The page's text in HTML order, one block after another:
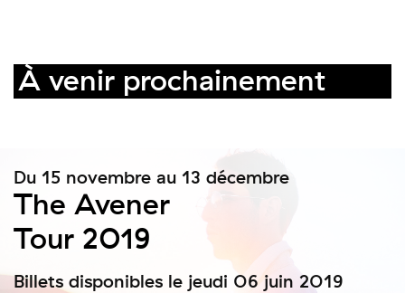
À venir prochainement
Du 15 novembre au 13 décembre
The Avener
Tour 2019
Billets disponibles le jeudi 06 juin 2019